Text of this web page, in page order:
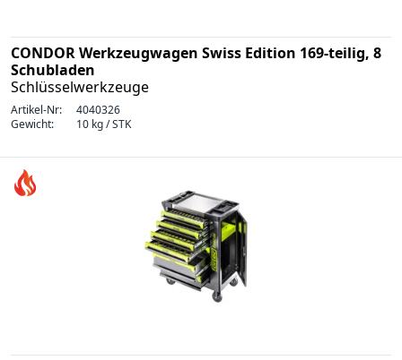
CONDOR Werkzeugwagen Swiss Edition 169-teilig, 8
Schubladen
Schlüsselwerkzeuge
Artikel-Nr:
4040326
Gewicht:
10 kg / STK